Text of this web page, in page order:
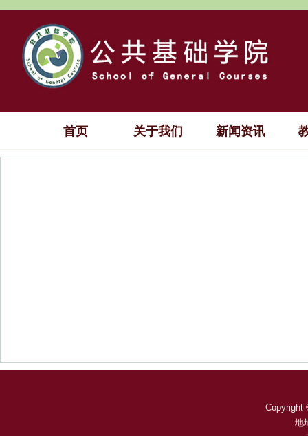
首页 关于我们 新闻资讯
Copyright
地